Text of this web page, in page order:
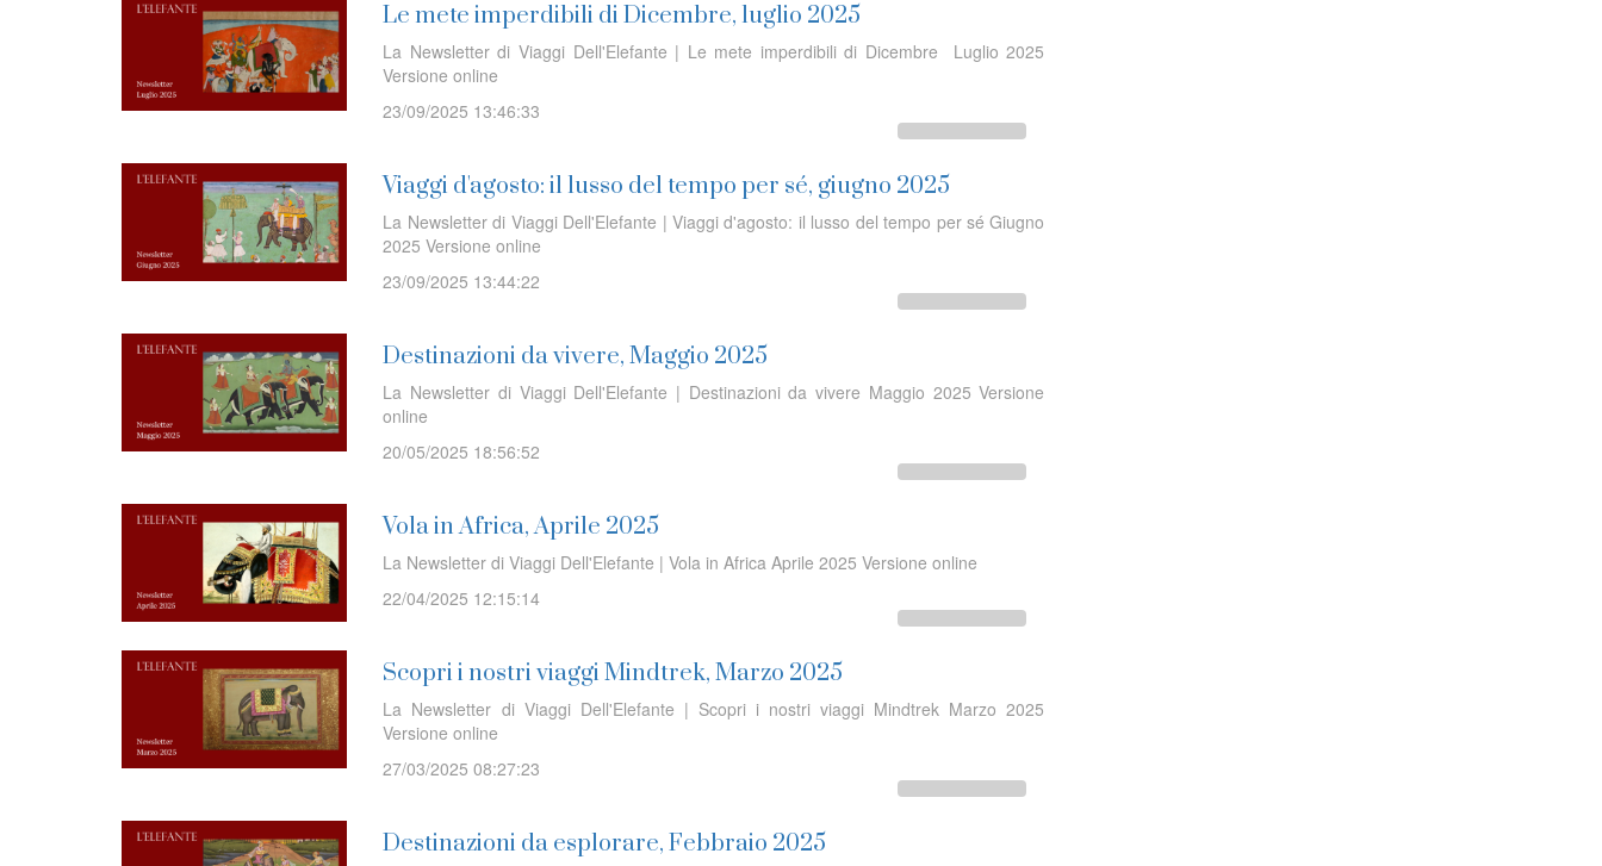
Le mete imperdibili di Dicembre, luglio 2025
La Newsletter di Viaggi Dell'Elefante | Le mete imperdibili di Dicembre Luglio 2025
Versione online
23/09/2025 13:46:33
Viaggi d'agosto: il lusso del tempo per sé, giugno 2025
La Newsletter di Viaggi Dell'Elefante | Viaggi d'agosto: il lusso del tempo per sé Giugno
2025 Versione online
23/09/2025 13:44:22
Destinazioni da vivere, Maggio 2025
La Newsletter di Viaggi Dell'Elefante | Destinazioni da vivere Maggio 2025 Versione
online
20/05/2025 18:56:52
Vola in Africa, Aprile 2025
La Newsletter di Viaggi Dell'Elefante | Vola in Africa Aprile 2025 Versione online
22/04/2025 12:15:14
Scopri i nostri viaggi Mindtrek, Marzo 2025
La Newsletter di Viaggi Dell'Elefante | Scopri i nostri viaggi Mindtrek Marzo 2025
Versione online
27/03/2025 08:27:23
Destinazioni da esplorare, Febbraio 2025